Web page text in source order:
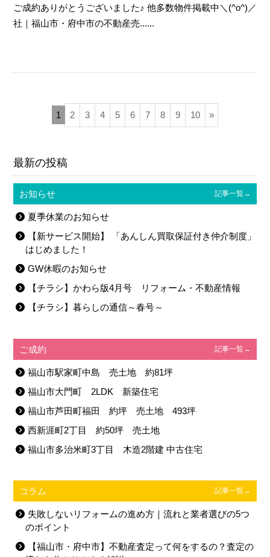
ご成約ありがとうございました♪ 他多数物件掲載中＼(^o^)／
社｜福山市・府中市の不動産売......
1 2 3 4 5 6 7 8 9 10 »
最新の投稿
お知らせ 記事一覧→
夏季休業のお知らせ
【新サービス開始】 「あんしん買取保証付き仲介制度」
はじめました！
GW休暇のお知らせ
【チラシ】かわら版4月号 リフォーム・不動産情報
【チラシ】暮らしの通信～春号～
ご成約 記事一覧→
福山市駅家町中島 売土地 約81坪
福山市大門町 2LDK 新築住宅
福山市芦田町福田 約坪 売土地 493坪
西新涯町2丁目 約50坪 売土地
福山市多治米町3丁目 木造2階建 中古住宅
コラム 記事一覧→
失敗しないリフォームの進め方｜流れと業者選びの5つ
のポイント
【福山市・府中市】不動産査定って何をするの？査定の